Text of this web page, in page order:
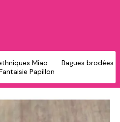
Miao
Bagues brodées
Papillon